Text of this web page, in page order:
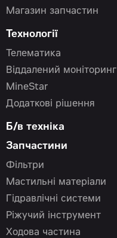
Магазин запчастин
Технології
Телематика
Віддалений моніторинг
MineStar
Додаткові рішення
Б/в техніка
Запчастини
Фільтри
Мастильні матеріали
Гідравлічні системи
Ріжучий інструмент
Ходова частина